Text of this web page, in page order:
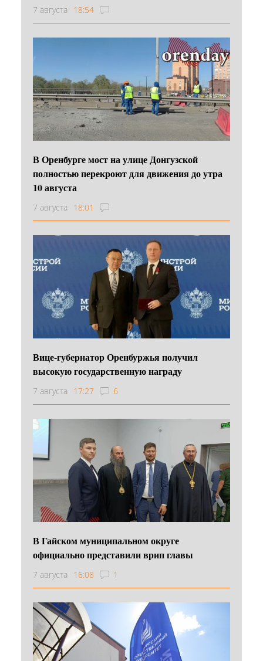
7 августа 18:54
В Оренбурге мост на улице Донгузской
полностью перекроют для движения до утра
10 августа
7 августа 18:01
Вице-губернатор Оренбуржья получил
высокую государственную награду
7 августа 17:27 6
В Гайском муниципальном округе
официально представили врип главы
7 августа 16:08 1